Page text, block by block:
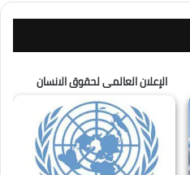
الإعلان العالمى لحقوق الانسان